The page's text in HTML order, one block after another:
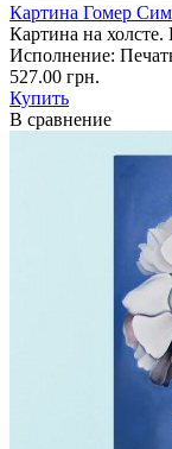
Картина Гомер
Картина на
Исполнение:
527.00 грн.
Купить
В сравнение